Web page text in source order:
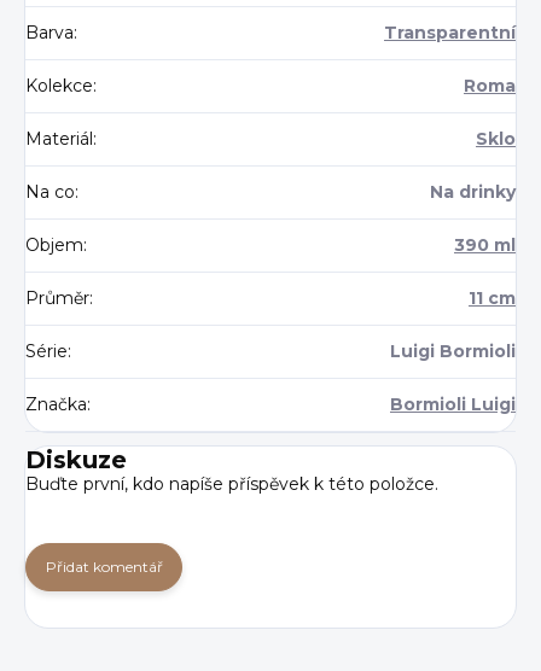
Barva: Transparentní
Kolekce: Roma
Materiál: Sklo
Na co: Na drinky
Objem: 390 ml
Průměr: 11 cm
Série: Luigi Bormioli
Značka: Bormioli Luigi
Diskuze
Buďte první, kdo napíše příspěvek k této položce.
Přidat komentář